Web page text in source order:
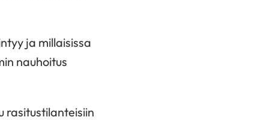
ja millaisissa
nauhoitus
rasitustilanteisiin